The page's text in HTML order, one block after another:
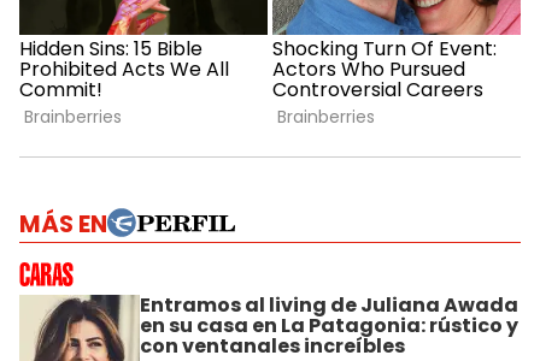
MÁS EN
Entramos al living de Juliana Awada
en su casa en La Patagonia: rústico y
con ventanales increíbles